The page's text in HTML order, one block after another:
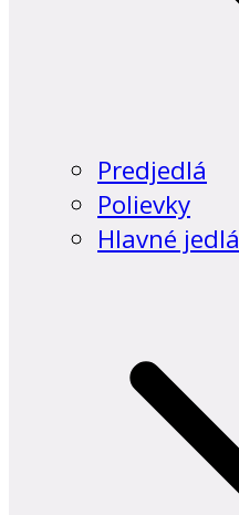
Predjedlá
Polievky
Hlavné jedlá